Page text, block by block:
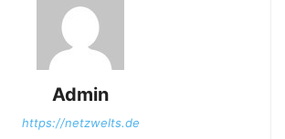
Admin
https://netzwelts.de